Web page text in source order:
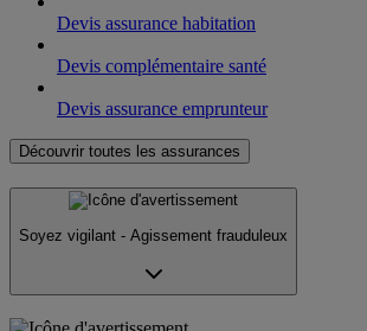
Devis assurance habitation
Devis complémentaire santé
Devis assurance emprunteur
Découvrir toutes les assurances
Soyez vigilant - Agissement frauduleux